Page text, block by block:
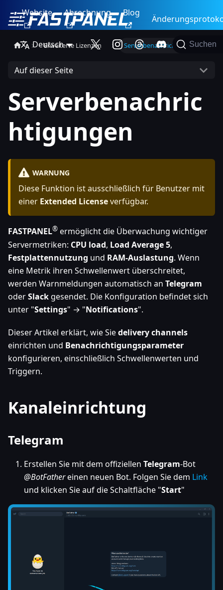
Website Abrechnung Blog
Deutsch Suchen
Erweiterte Lizenzen Serverbenachrichtigungen
Auf dieser Seite
Serverbenachric
htigungen
WARNUNG
Diese Funktion ist ausschließlich für Benutzer mit
einer Extended Licenseverfügbar.
FASTPANEL® ermöglicht die Überwachung wichtiger
Servermetriken: CPU load, Load Average 5,
Festplattennutzung und RAM-Auslastung. Wenn
eine Metrik ihren Schwellenwert überschreitet,
werden Warnmeldungen automatisch an Telegram
oderSlack gesendet. Die Konfiguration befindet sich
unter "Settings" → "Notifications".
Dieser Artikel erklärt, wie Siedelivery channels
einrichten und Benachrichtigungsparameter
konfigurieren, einschließlich Schwellenwerten und
Triggern.
Kanaleinrichtung
Telegram
Erstellen Sie mit dem offiziellen Telegram-Bot
@BotFathereinen neuen Bot. Folgen Sie dem Link
und klicken Sie auf die Schaltfläche "Start"